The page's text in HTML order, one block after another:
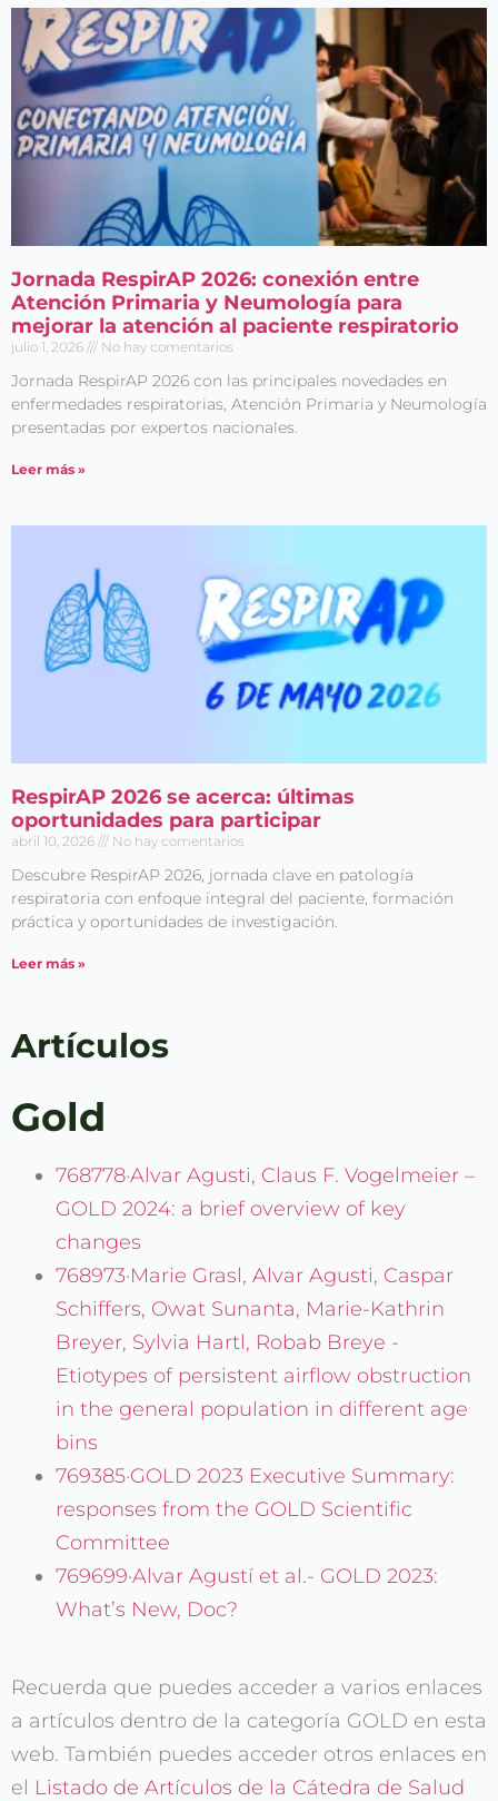
Jornada RespirAP 2026: conexión entre
Atención Primaria y Neumología para
mejorar la atención al paciente respiratorio
julio 1, 2026 No hay comentarios
Jornada RespirAP 2026 con las principales novedades en
enfermedades respiratorias, Atención Primaria y Neumología
presentadas por expertos nacionales.
Leer más »
RespirAP 2026 se acerca: últimas
oportunidades para participar
abril 10, 2026 No hay comentarios
Descubre RespirAP 2026, jornada clave en patología
respiratoria con enfoque integral del paciente, formación
práctica y oportunidades de investigación.
Leer más »
Artículos
Gold
768778·Alvar Agusti, Claus F. Vogelmeier –
GOLD 2024: a brief overview of key
changes
768973·Marie Grasl, Alvar Agusti, Caspar
Schiffers, Owat Sunanta, Marie-Kathrin
Breyer, Sylvia Hartl, Robab Breye -
Etiotypes of persistent airflow obstruction
in the general population in different age
bins
769385·GOLD 2023 Executive Summary:
responses from the GOLD Scientific
Committee
769699·Alvar Agustí et al.- GOLD 2023:
What’s New, Doc?
Recuerda que puedes acceder a varios enlaces
a artículos dentro de la categoría GOLD en esta
web. También puedes acceder otros enlaces en
el Listado de Artículos de la Cátedra de Salud
Entérate de
Nuestras
Publicaciones
Acepto elAviso legal